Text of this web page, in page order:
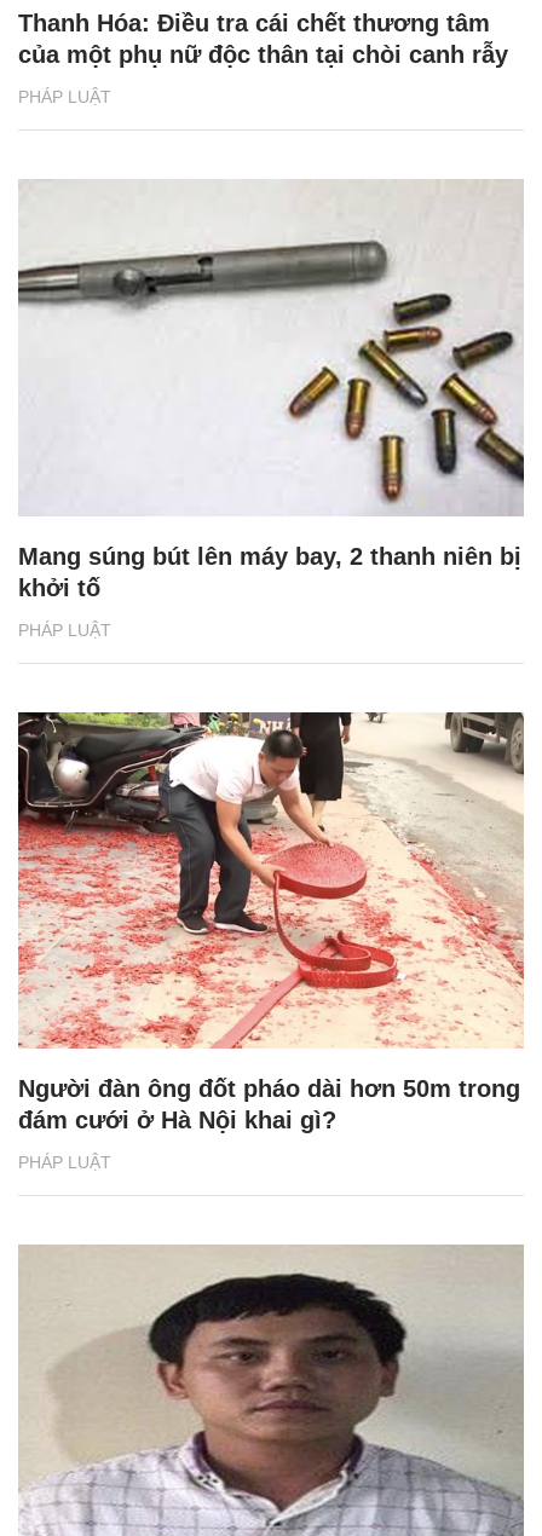
PHÁP LUẬT
Thanh Hóa: Điều tra cái chết thương tâm
của một phụ nữ độc thân tại chòi canh rẫy
PHÁP LUẬT
Mang súng bút lên máy bay, 2 thanh niên bị
khởi tố
PHÁP LUẬT
Người đàn ông đốt pháo dài hơn 50m trong
đám cưới ở Hà Nội khai gì?